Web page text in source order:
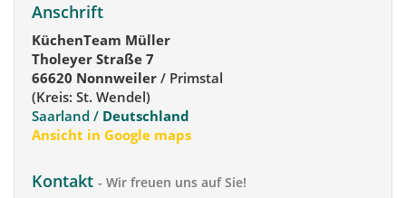
Anschrift
KüchenTeam Müller
Tholeyer Straße 7
66620 Nonnweiler / Primstal
(Kreis: St. Wendel)
Saarland / Deutschland
Ansicht in Google maps
Kontakt - Wir freuen uns auf Sie!